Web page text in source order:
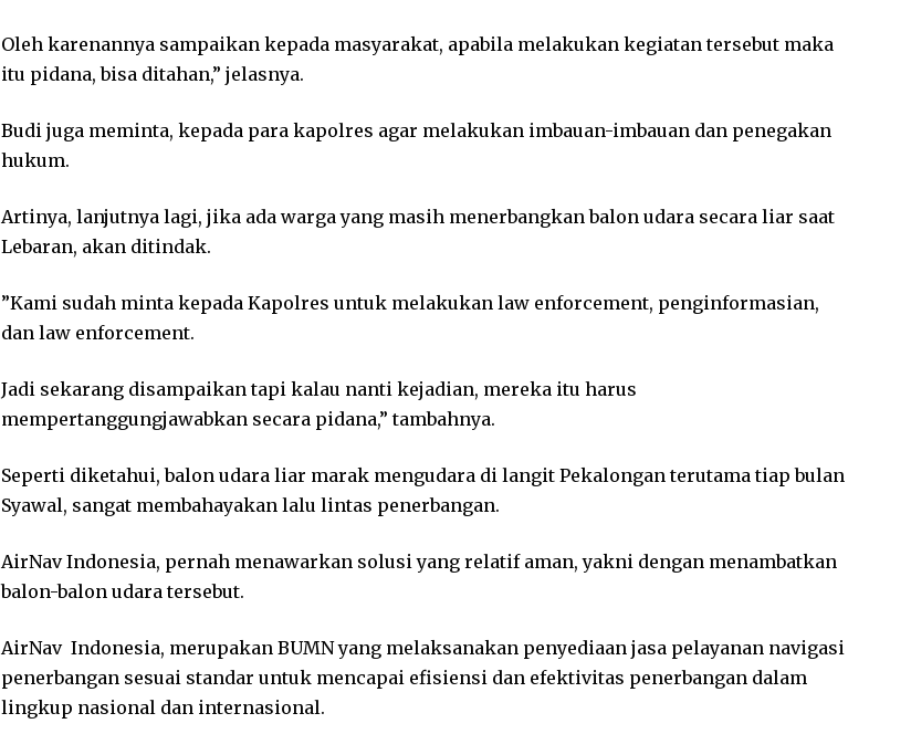
Oleh karenannya sampaikan kepada masyarakat, apabila melakukan kegiatan tersebut maka
itu pidana, bisa ditahan,” jelasnya.
Budi juga meminta, kepada para kapolres agar melakukan imbauan-imbauan dan penegakan
hukum.
Artinya, lanjutnya lagi, jika ada warga yang masih menerbangkan balon udara secara liar saat
Lebaran, akan ditindak.
”Kami sudah minta kepada Kapolres untuk melakukan law enforcement, penginformasian,
dan law enforcement.
Jadi sekarang disampaikan tapi kalau nanti kejadian, mereka itu harus
mempertanggungjawabkan secara pidana,” tambahnya.
Seperti diketahui, balon udara liar marak mengudara di langit Pekalongan terutama tiap bulan
Syawal, sangat membahayakan lalu lintas penerbangan.
AirNav Indonesia, pernah menawarkan solusi yang relatif aman, yakni dengan menambatkan
balon-balon udara tersebut.
AirNav Indonesia, merupakan BUMN yang melaksanakan penyediaan jasa pelayanan navigasi
penerbangan sesuai standar untuk mencapai efisiensi dan efektivitas penerbangan dalam
lingkup nasional dan internasional.